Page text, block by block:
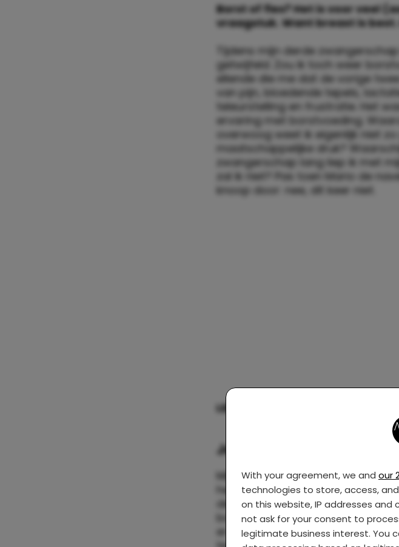
With your agreement, we and our
technologies to store, access,
on this website, IP addresses and
not ask for your consent to
legitimate business interest. You
Borst of fles? Het is voor veel
vraagstuk. Want breast is
Tijdens mijn derde
getwijfeld.
Zou ik toch weer
ellende die me dat de vorige
van pijn, bloedende tepels,
teleurstelling en frustratie. Het
ervaring met borstvoeding.
overwoog weet ik eigenlijk niet
maatschappelijke druk?
zwangerschap lang liep ik met
zal ik niet? Pas toen Mario de
knoop door: nee, dit keer niet.
LEES OOK:
Je hebt een keus
Mijn dochter is inmiddels een
heb de juiste keus gemaakt.
deze keus eerder had gemaakt
borstvoeding had gegeven. Als
er nooit aan begonnen. Voor de